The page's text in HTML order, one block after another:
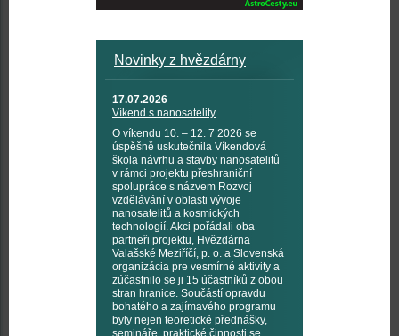
Novinky z hvězdárny
17.07.2026
Víkend s nanosatelity
O víkendu 10. – 12. 7 2026 se
úspěšně uskutečnila Víkendová
škola návrhu a stavby nanosatelitů
v rámci projektu přeshraniční
spolupráce s názvem Rozvoj
vzdělávání v oblasti vývoje
nanosatelitů a kosmických
technologií. Akci pořádali oba
partneři projektu, Hvězdárna
Valašské Meziříčí, p. o. a Slovenská
organizácia pre vesmírné aktivity a
zúčastnilo se ji 15 účastníků z obou
stran hranice. Součástí opravdu
bohatého a zajímavého programu
byly nejen teoretické přednášky,
semináře, praktické činnosti se